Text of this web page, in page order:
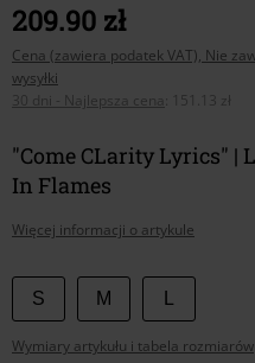
209.90 zł
Cena (zawiera podatek VAT), Nie
wysyłki
30 dni - Najlepsza cena
151.13 zł
"Come CLarity Lyrics" |
In Flames
Więcej informacji o artykule
Wybierz
swój
rozmiar
S M
Wymiary artykułu i tabela rozmiarów